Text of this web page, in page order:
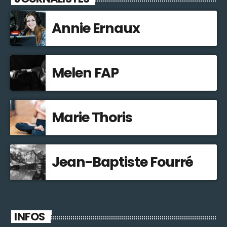
Annie Ernaux
Melen FAP
Marie Thoris
Jean-Baptiste Fourré
INFOS